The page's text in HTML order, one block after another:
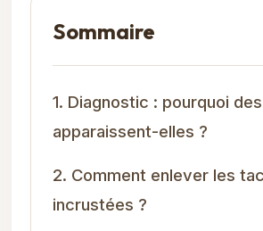
Sommaire
1. Diagnostic : pourquoi
apparaissent-elles ?
2. Comment enlever les
incrustées ?